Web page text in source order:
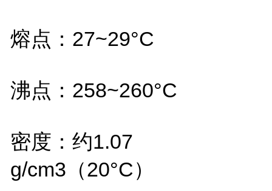
熔点： 27~29°C
沸点： 258~260°C
密度：约1.07
g/cm3（20°C）